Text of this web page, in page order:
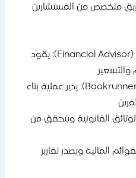
متخصص من المستشارين
المستشار المالي الرئيسي (Financial Advisor): يقود
المدير المشترك للاكتتاب (Bookrunner): يدير عملية بناء
القانونية ويتحقق من
المالية ويصدر تقارير